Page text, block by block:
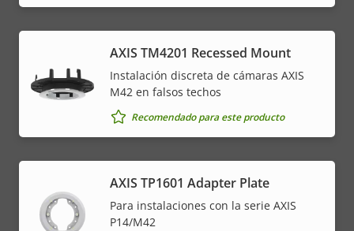
AXIS TM4201 Recessed Mount
Instalación discreta de cámaras AXIS
M42 en falsos techos
Recomendado para este producto
AXIS TP1601 Adapter Plate
Para instalaciones con la serie AXIS
P14/M42